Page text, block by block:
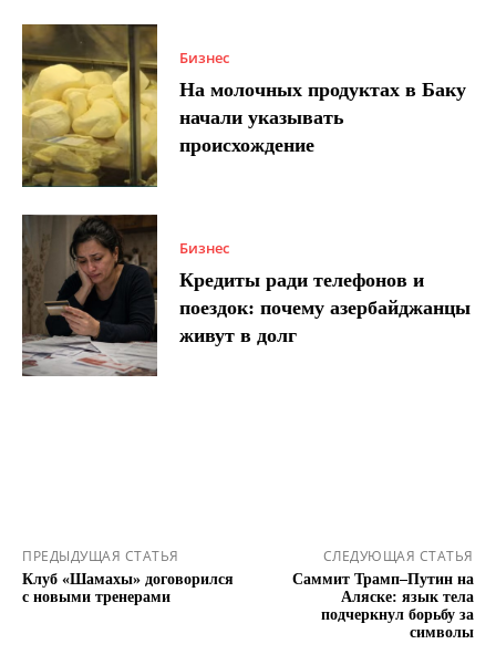
Бизнес
На молочных продуктах в Баку
начали указывать
происхождение
Бизнес
Кредиты ради телефонов и
поездок: почему азербайджанцы
живут в долг
ПРЕДЫДУЩАЯ СТАТЬЯ
Клуб «Шамахы» договорился
с новыми тренерами
СЛЕДУЮЩАЯ СТАТЬЯ
Саммит Трамп–Путин на
Аляске: язык тела
подчеркнул борьбу за
символы